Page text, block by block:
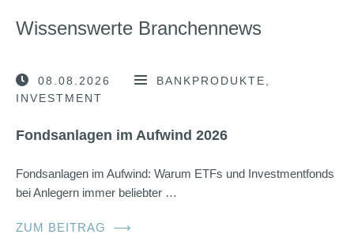
Wissenswerte Branchennews
08.08.2026
BANKPRODUKTE
INVESTMENT
Fondsanlagen im Aufwind 2026
Fondsanlagen im Aufwind: Warum ETFs und Investmentfonds
bei Anlegern immer beliebter …
ZUM BEITRAG ⟶